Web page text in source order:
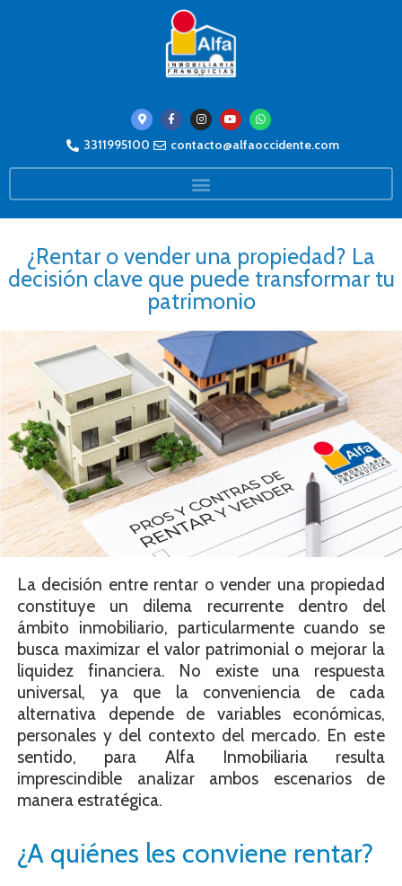
3311995100 contacto@alfaoccidente.com
¿Rentar o vender una propiedad? La
decisión clave que puede transformar tu
patrimonio
La decisión entre rentar o vender una propiedad
constituye un dilema recurrente dentro del
ámbito inmobiliario, particularmente cuando se
busca maximizar el valor patrimonial o mejorar la
liquidez financiera. No existe una respuesta
universal, ya que la conveniencia de cada
alternativa depende de variables económicas,
personales y del contexto del mercado. En este
sentido, para Alfa Inmobiliaria resulta
imprescindible analizar ambos escenarios de
manera estratégica.
¿A quiénes les conviene rentar?